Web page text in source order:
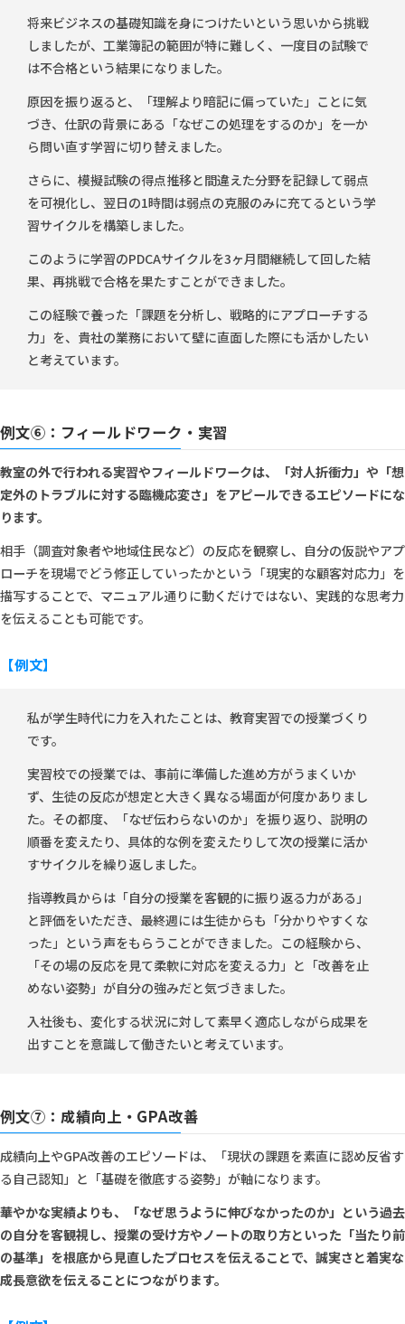
将来ビジネスの基礎知識を身につけたいという思いから挑戦
しましたが、工業簿記の範囲が特に難しく、一度目の試験で
は不合格という結果になりました。
原因を振り返ると、「理解より暗記に偏っていた」ことに気
づき、仕訳の背景にある「なぜこの処理をするのか」を一か
ら問い直す学習に切り替えました。
さらに、模擬試験の得点推移と間違えた分野を記録して弱点
を可視化し、翌日の1時間は弱点の克服のみに充てるという学
習サイクルを構築しました。
このように学習のPDCAサイクルを3ヶ月間継続して回した結
果、再挑戦で合格を果たすことができました。
この経験で養った「課題を分析し、戦略的にアプローチする
力」を、貴社の業務において壁に直面した際にも活かしたい
と考えています。
例文⑥：フィールドワーク・実習
教室の外で行われる実習やフィールドワークは、「対人折衝力」や「想
定外のトラブルに対する臨機応変さ」をアピールできるエピソードにな
ります。
相手（調査対象者や地域住民など）の反応を観察し、自分の仮説やアプ
ローチを現場でどう修正していったかという「現実的な顧客対応力」を
描写することで、マニュアル通りに動くだけではない、実践的な思考力
を伝えることも可能です。
【例文】
私が学生時代に力を入れたことは、教育実習での授業づくり
です。
実習校での授業では、事前に準備した進め方がうまくいか
ず、生徒の反応が想定と大きく異なる場面が何度かありまし
た。その都度、「なぜ伝わらないのか」を振り返り、説明の
順番を変えたり、具体的な例を変えたりして次の授業に活か
すサイクルを繰り返しました。
指導教員からは「自分の授業を客観的に振り返る力がある」
と評価をいただき、最終週には生徒からも「分かりやすくな
った」という声をもらうことができました。この経験から、
「その場の反応を見て柔軟に対応を変える力」と「改善を止
めない姿勢」が自分の強みだと気づきました。
入社後も、変化する状況に対して素早く適応しながら成果を
出すことを意識して働きたいと考えています。
例文⑦：成績向上・GPA改善
成績向上やGPA改善のエピソードは、「現状の課題を素直に認め反省す
る自己認知」と「基礎を徹底する姿勢」が軸になります。
華やかな実績よりも、「なぜ思うように伸びなかったのか」という過去
の自分を客観視し、授業の受け方やノートの取り方といった「当たり前
の基準」を根底から見直したプロセスを伝えることで、誠実さと着実な
成長意欲を伝えることにつながります。